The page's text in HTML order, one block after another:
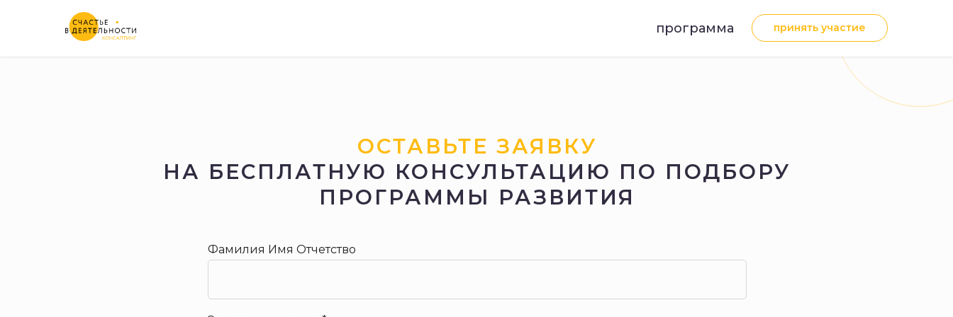
программа принять участие
Фамилия Имя Отчетство
ОСТАВЬТЕ ЗАЯВКУ
НА БЕСПЛАТНУЮ КОНСУЛЬТАЦИЮ ПО ПОДБОРУ
ПРОГРАММЫ РАЗВИТИЯ